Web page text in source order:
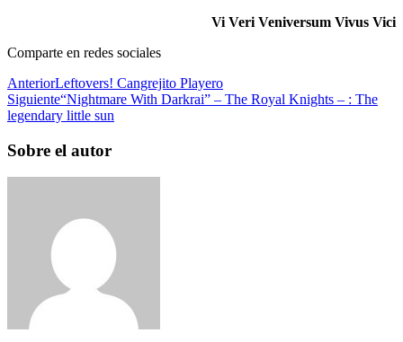
Vi Veri Veniversum Vivus Vici
Comparte en redes sociales
AnteriorLeftovers! Cangrejito Playero
Siguiente“Nightmare With Darkrai” – The Royal Knights – : The
legendary little sun
Sobre el autor